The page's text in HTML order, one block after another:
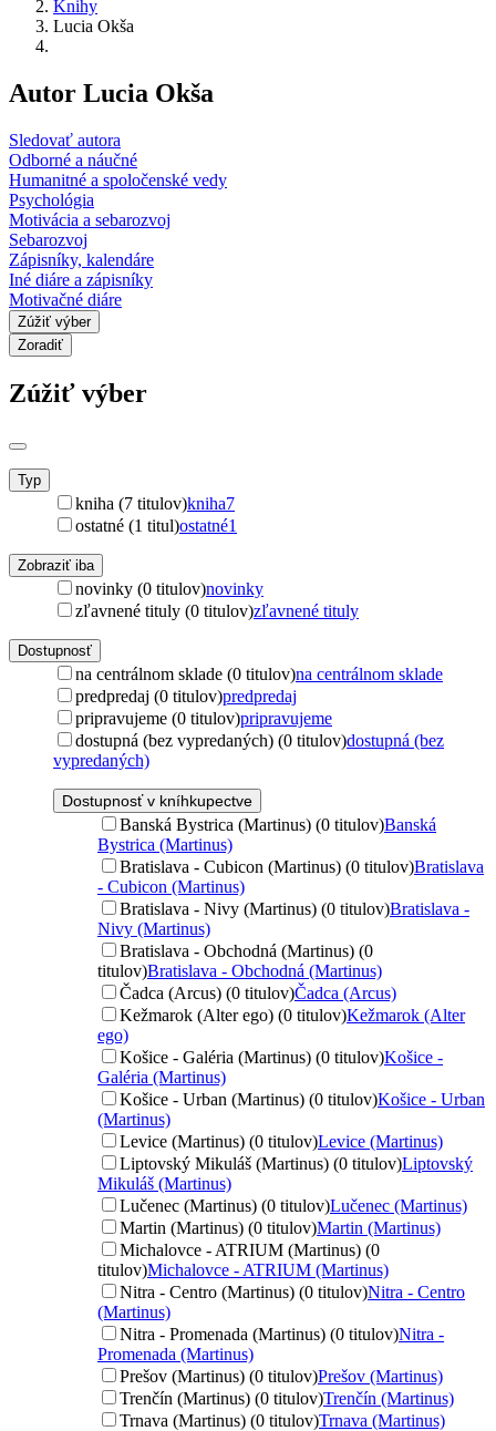
Knihy
Lucia Okša
Autor Lucia Okša
Sledovať autora
Odborné a náučné
Humanitné a spoločenské vedy
Psychológia
Motivácia a sebarozvoj
Sebarozvoj
Zápisníky, kalendáre
Iné diáre a zápisníky
Motivačné diáre
Zúžiť výber
Zoradiť
Zúžiť výber
Typ
kniha (7 titulov)kniha7
ostatné (1 titul)ostatné1
Zobraziť iba
novinky (0 titulov)novinky
zľavnené tituly (0 titulov)zľavnené tituly
Dostupnosť
na centrálnom sklade (0 titulov)na centrálnom sklade
predpredaj (0 titulov)predpredaj
pripravujeme (0 titulov)pripravujeme
dostupná (bez vypredaných) (0 titulov)dostupná (bez
vypredaných)
Dostupnosť v kníhkupectve
Banská Bystrica (Martinus) (0 titulov)Banská
Bystrica (Martinus)
Bratislava - Cubicon (Martinus) (0 titulov)Bratislava
- Cubicon (Martinus)
Bratislava - Nivy (Martinus) (0 titulov)Bratislava -
Nivy (Martinus)
Bratislava - Obchodná (Martinus) (0
titulov)Bratislava - Obchodná (Martinus)
Čadca (Arcus) (0 titulov)Čadca (Arcus)
Kežmarok (Alter ego) (0 titulov)Kežmarok (Alter
ego)
Košice - Galéria (Martinus) (0 titulov)Košice -
Galéria (Martinus)
Košice - Urban (Martinus) (0 titulov)Košice - Urban
(Martinus)
Levice (Martinus) (0 titulov)Levice (Martinus)
Liptovský Mikuláš (Martinus) (0 titulov)Liptovský
Mikuláš (Martinus)
Lučenec (Martinus) (0 titulov)Lučenec (Martinus)
Martin (Martinus) (0 titulov)Martin (Martinus)
Michalovce - ATRIUM (Martinus) (0
titulov)Michalovce - ATRIUM (Martinus)
Nitra - Centro (Martinus) (0 titulov)Nitra - Centro
(Martinus)
Nitra - Promenada (Martinus) (0 titulov)Nitra -
Promenada (Martinus)
Prešov (Martinus) (0 titulov)Prešov (Martinus)
Trenčín (Martinus) (0 titulov)Trenčín (Martinus)
Trnava (Martinus) (0 titulov)Trnava (Martinus)